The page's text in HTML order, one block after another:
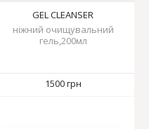
GEL CLEANSER
ніжний очищувальний
гель,200мл
1500 грн